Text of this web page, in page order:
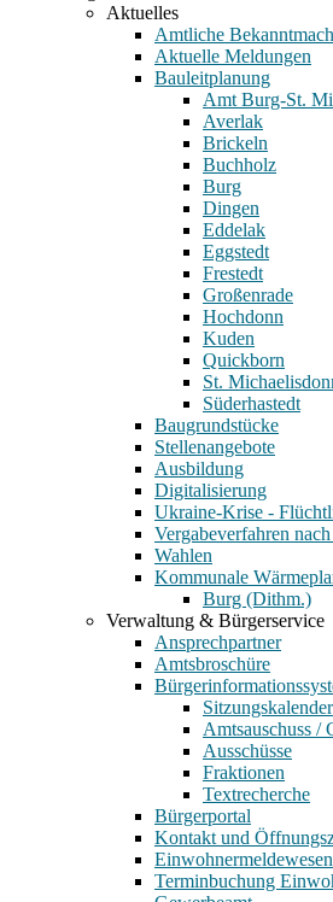
Aktuelles
Amtliche
Aktuelle Meldungen
Bauleitplanung
Amt Burg-St.
Averlak
Brickeln
Buchholz
Burg
Dingen
Eddelak
Eggstedt
Frestedt
Großenrade
Hochdonn
Kuden
Quickborn
St.
Süderhastedt
Baugrundstücke
Stellenangebote
Ausbildung
Digitalisierung
Ukraine-Krise -
Vergabeverfahren
Wahlen
Kommunale
Burg (Dithm.)
Verwaltung & Bürgerservice
Ansprechpartner
Amtsbroschüre
Sitzungskalender
Amtsauschuss /
Ausschüsse
Fraktionen
Textrecherche
Bürgerportal
Kontakt und
Einwohnermeldewesen
Terminbuchung